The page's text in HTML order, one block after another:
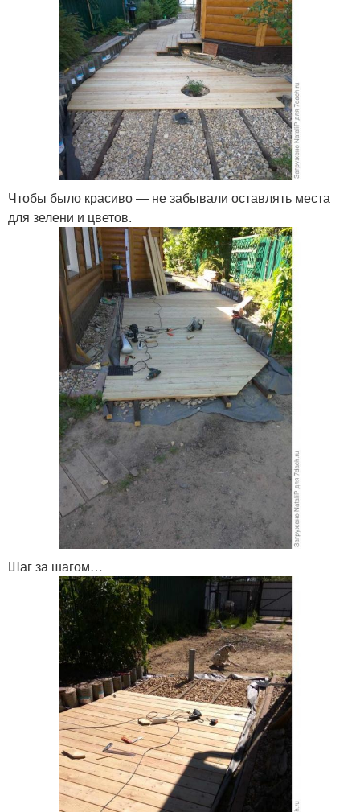
Чтобы было красиво — не забывали оставлять места
для зелени и цветов.
Шаг за шагом…